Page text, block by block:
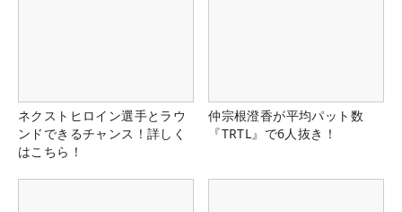
ネクストヒロイン選手とラウ
ンドできるチャンス！詳しく
はこちら！
仲宗根澄香が平均パット数
『TRTL』で6人抜き！